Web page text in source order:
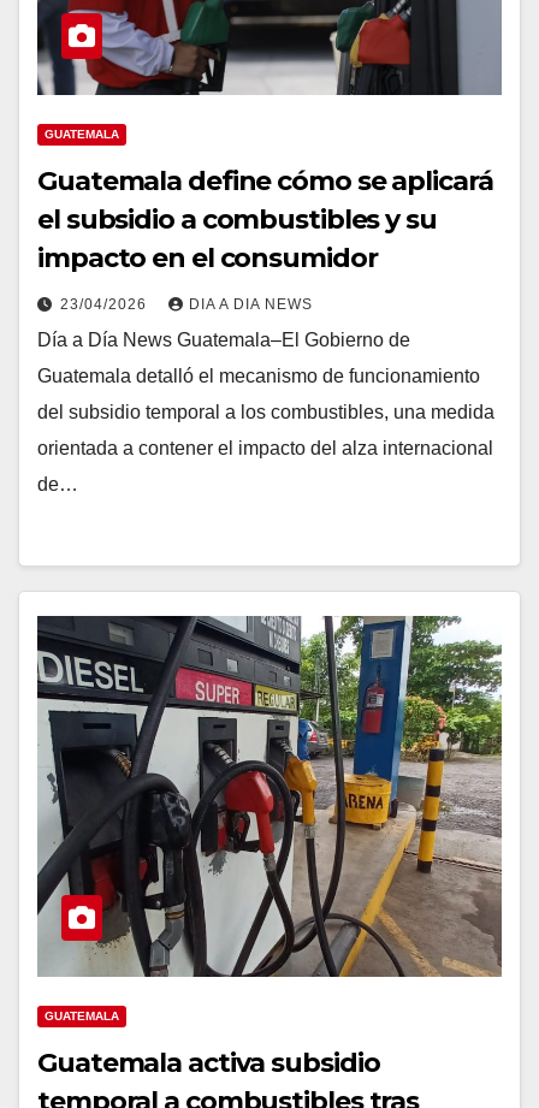
GUATEMALA
Guatemala define cómo se aplicará
el subsidio a combustibles y su
impacto en el consumidor
23/04/2026 DIA A DIA NEWS
Día a Día News Guatemala–El Gobierno de
Guatemala detalló el mecanismo de funcionamiento
del subsidio temporal a los combustibles, una medida
orientada a contener el impacto del alza internacional
de…
GUATEMALA
Guatemala activa subsidio
temporal a combustibles tras